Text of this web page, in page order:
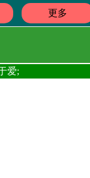
更多
爱;